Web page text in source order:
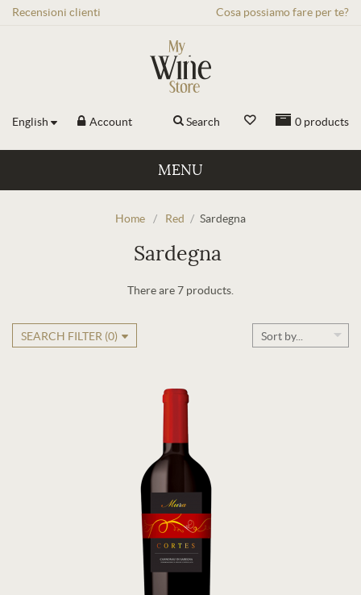
Recensioni clienti Cosa possiamo fare per te?
English Account 0 products
Search
MENU
Home / Red / Sardegna
Sardegna
There are 7 products.
SEARCH FILTER (0) Sort by...